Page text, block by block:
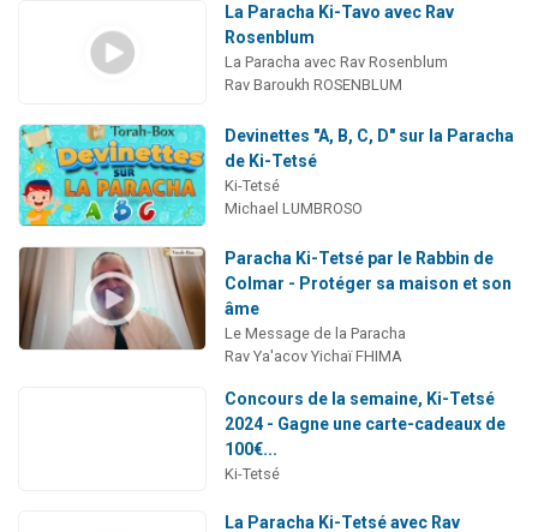
La Paracha Ki-Tavo avec Rav
Rosenblum
La Paracha avec Rav Rosenblum
Rav Baroukh ROSENBLUM
Devinettes "A, B, C, D" sur la Paracha
de Ki-Tetsé
Ki-Tetsé
Michael LUMBROSO
Paracha Ki-Tetsé par le Rabbin de
Colmar - Protéger sa maison et son
âme
Le Message de la Paracha
Rav Ya'acov Yichaï FHIMA
Concours de la semaine, Ki-Tetsé
2024 - Gagne une carte-cadeaux de
100€...
Ki-Tetsé
La Paracha Ki-Tetsé avec Rav